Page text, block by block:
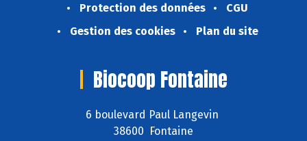
Protection des données
CGU
Gestion des cookies
Plan du site
Biocoop Fontaine
6 boulevard Paul Langevin
38600 Fontaine